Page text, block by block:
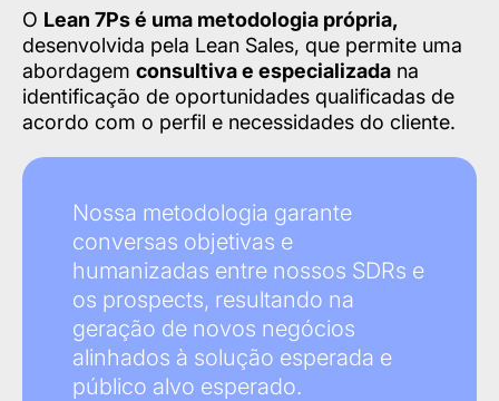
O Lean 7Ps é uma metodologia própria,
desenvolvida pela Lean Sales, que permite uma
abordagem consultiva e especializada na
identificação de oportunidades qualificadas de
acordo com o perfil e necessidades do cliente.
Nossa metodologia garante
conversas objetivas e
humanizadas entre nossos SDRs e
os prospects, resultando na
geração de novos negócios
alinhados à solução esperada e
público alvo esperado.